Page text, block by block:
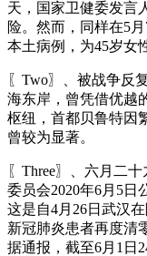
天，国家卫健委发言
险。然而，同样在5
本土病例，为45岁女
〖Two〗、被战争反
海东岸，曾凭借优越
枢纽，首都贝鲁特因
曾较为显著。
〖Three〗、六月二
委员会2020年6月5日
这是自4月26日武汉
新冠肺炎患者再度清
据通报，截至6月1日